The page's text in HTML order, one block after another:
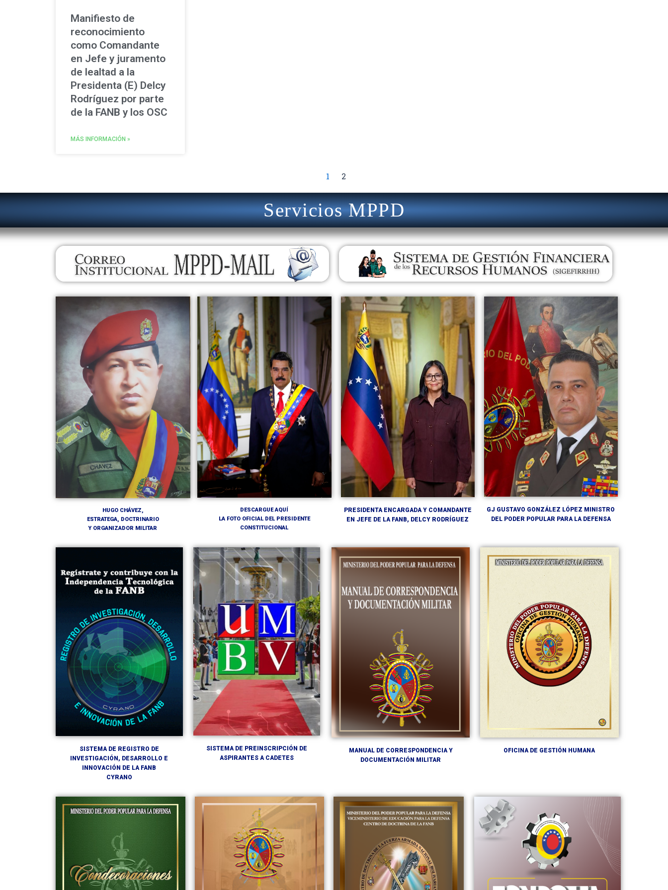
Manifiesto de
reconocimiento
como Comandante
en Jefe y juramento
de lealtad a la
Presidenta (E) Delcy
Rodríguez por parte
de la FANB y los OSC
MÁS INFORMACIÓN »
1 2
Servicios MPPD
HUGO CHÁVEZ,
ESTRATEGA, DOCTRINARIO
Y ORGANIZADOR MILITAR
DESCARGUE AQUÍ
LA FOTO OFICIAL DEL PRESIDENTE
CONSTITUCIONAL
PRESIDENTA ENCARGADA Y COMANDANTE
EN JEFE DE LA FANB, DELCY RODRÍGUEZ
GJ GUSTAVO GONZÁLEZ LÓPEZ MINISTRO
DEL PODER POPULAR PARA LA DEFENSA
SISTEMA DE REGISTRO DE
INVESTIGACIÓN, DESARROLLO E
INNOVACIÓN DE LA FANB
CYRANO
SISTEMA DE PREINSCRIPCIÓN DE
ASPIRANTES A CADETES
MANUAL DE CORRESPONDENCIA Y
DOCUMENTACIÓN MILITAR
OFICINA DE GESTIÓN HUMANA